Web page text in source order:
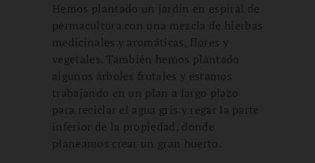
Hemos plantado un jardín en espiral de
permacultura con una mezcla de hierbas
medicinales y aromáticas, flores y
vegetales. También hemos plantado
algunos árboles frutales y estamos
trabajando en un plan a largo plazo
para reciclar el agua gris y regar la parte
inferior de la propiedad, donde
planeamos crear un gran huerto.